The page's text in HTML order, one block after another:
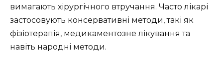
вимагають хірургічного втручання. Часто лікарі
застосовують консервативні методи, такі як
фізіотерапія, медикаментозне лікування та
навіть народні методи.